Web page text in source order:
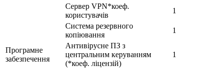
Сервер VPN*коеф.
користувачів
1
Система резервного
копіювання
1
Програмне
забезпечення
Антивірусне ПЗ з
центральним керуванням
(*коеф. ліцензій)
1